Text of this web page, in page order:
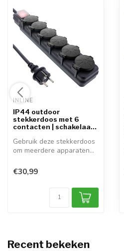
INLINE
IP44 outdoor
stekkerdoos met 6
contacten | schakelaar |
Gebruik deze stekkerdoos
om meerdere apparaten
€30,99
Recent bekeken